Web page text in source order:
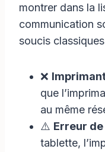
montrer dans la
communication
soucis
❌
que
au même
⚠️ Erreur
tablette,